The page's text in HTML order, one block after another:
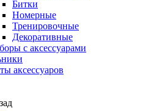
Битки
Номерные
Тренировочные
Декоративные
с аксессуарами
аксессуаров